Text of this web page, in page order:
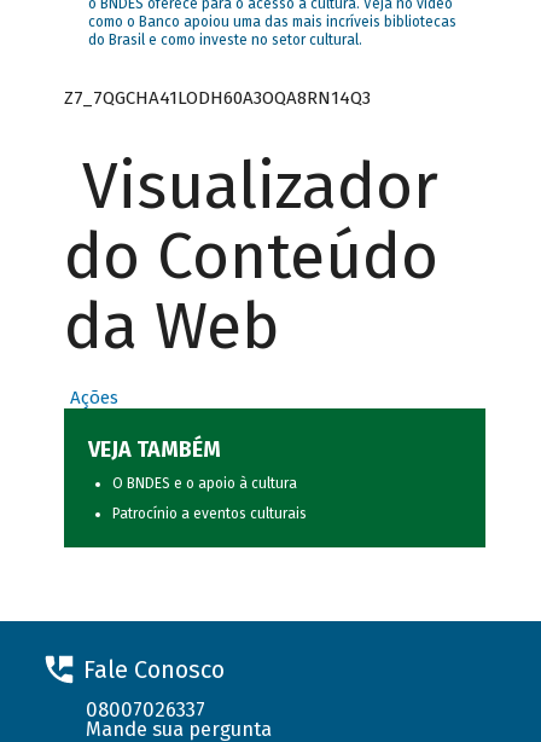
o BNDES oferece para o acesso à cultura. Veja no vídeo
como o Banco apoiou uma das mais incríveis bibliotecas
do Brasil e como investe no setor cultural.
Z7_7QGCHA41LODH60A3OQA8RN14Q3
Visualizador
do Conteúdo
da Web
Ações
VEJA TAMBÉM
O BNDES e o apoio à cultura
Patrocínio a eventos culturais
Fale Conosco
08007026337
Mande sua pergunta